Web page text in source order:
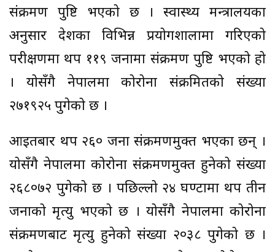
संक्रमण पुष्टि भएको छ । स्वास्थ्य मन्त्रालयका
अनुसार देशका विभिन्न प्रयोगशालामा गरिएको
परीक्षणमा थप ११९ जनामा संक्रमण पुष्टि भएको हो
। योसँगै नेपालमा कोरोना संक्रमितको संख्या
२७१९२५ पुगेको छ ।
आइतबार थप २६० जना संक्रमणमुक्त भएका छन् ।
योसँगै नेपालमा कोरोना संक्रमणमुक्त हुनेको संख्या
२६८०७२ पुगेको छ । पछिल्लो २४ घण्टामा थप तीन
जनाको मृत्यु भएको छ । योसँगै नेपालमा कोरोना
संक्रमणबाट मृत्यु हुनेको संख्या २०३८ पुगेको छ ।